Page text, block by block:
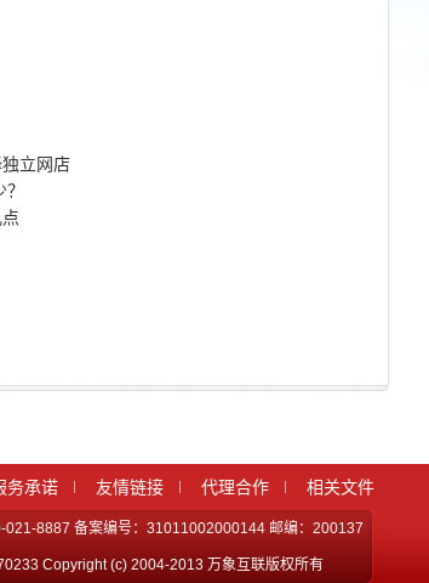
立网店
务承诺 友情链接 代理合作 相关文件
8887 备案编号：31011002000144 邮编：200137
Copyright (c) 2004-2013 万象互联版权所有